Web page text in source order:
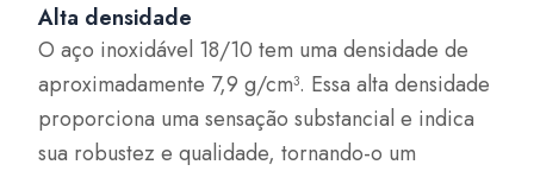
Alta densidade
O aço inoxidável 18/10 tem uma densidade de
aproximadamente 7,9 g/cm³. Essa alta densidade
proporciona uma sensação substancial e indica
sua robustez e qualidade, tornando-o um